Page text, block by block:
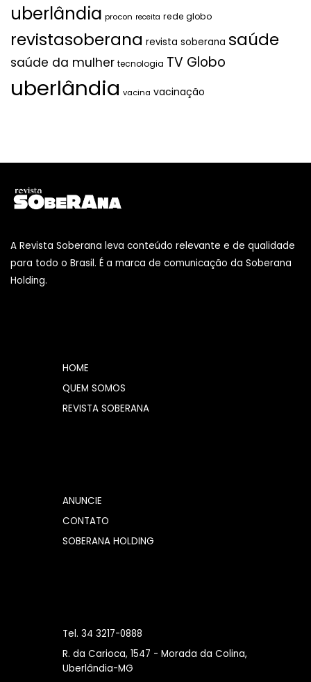
uberlândia procon receita rede globo
revistasoberana revista soberana saúde
saúde da mulher tecnologia TV Globo
uberlândia vacina vacinação
A Revista Soberana leva conteúdo relevante e de qualidade
para todo o Brasil. É a marca de comunicação da Soberana
Holding.
HOME
QUEM SOMOS
REVISTA SOBERANA
ANUNCIE
CONTATO
SOBERANA HOLDING
Tel. 34 3217-0888
R. da Carioca, 1547 - Morada da Colina,
Uberlândia-MG